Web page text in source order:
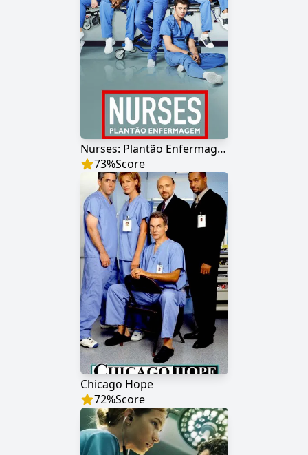
Nurses: Plantão Enfermagem
73%Score
Chicago Hope
72%Score